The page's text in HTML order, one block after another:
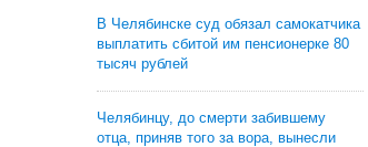
В Челябинске суд обязал самокатчика
выплатить сбитой им пенсионерке 80
тысяч рублей
Челябинцу, до смерти забившему
отца, приняв того за вора, вынесли